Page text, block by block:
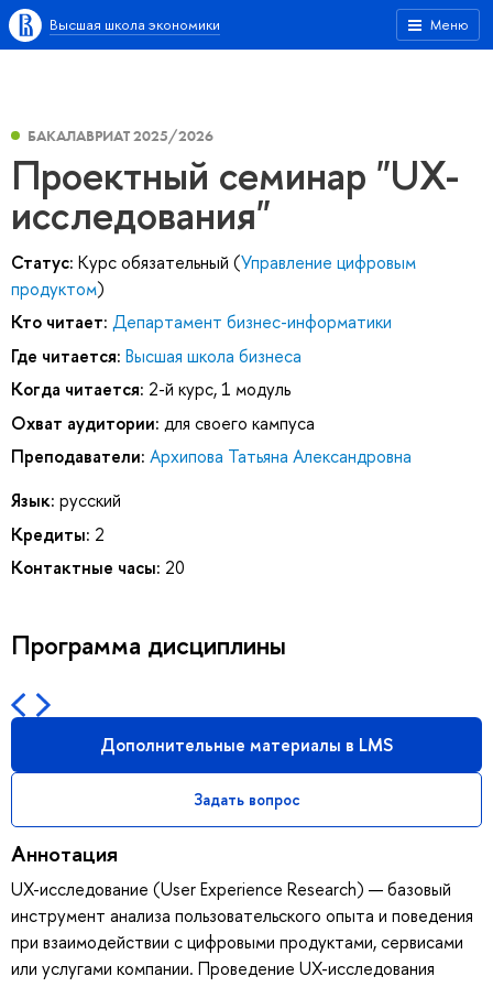
Меню
Высшая школа экономики
БАКАЛАВРИАТ 2025/2026
Проектный семинар "UX-
исследования"
Статус: Курс обязательный (Управление цифровым
продуктом)
Кто читает: Департамент бизнес-информатики
Где читается: Высшая школа бизнеса
Когда читается: 2-й курс, 1 модуль
Охват аудитории: для своего кампуса
Преподаватели: Архипова Татьяна Александровна
Язык: русский
Кредиты: 2
Контактные часы: 20
Программа дисциплины
Дополнительные материалы в LMS
Задать вопрос
Аннотация
UX-исследование (User Experience Research) — базовый
инструмент анализа пользовательского опыта и поведения
при взаимодействии с цифровыми продуктами, сервисами
или услугами компании. Проведение UX-исследования